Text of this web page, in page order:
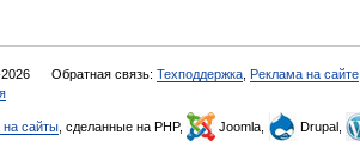
Обратная связь: Техподдержка Реклама на сайте
на сайты , сделанные на PHP, Joomla, Drupal,